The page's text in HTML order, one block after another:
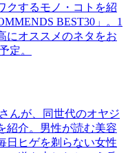
クするモノ・コトを紹
BEST30」。1
にオススメのネタをお
定。
んが、同世代のオヤジ
紹介。男性が読む美容
日ヒゲを剃らない女性